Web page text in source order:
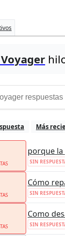
Más
porque
SIN
Cómo
SIN
Como
SIN